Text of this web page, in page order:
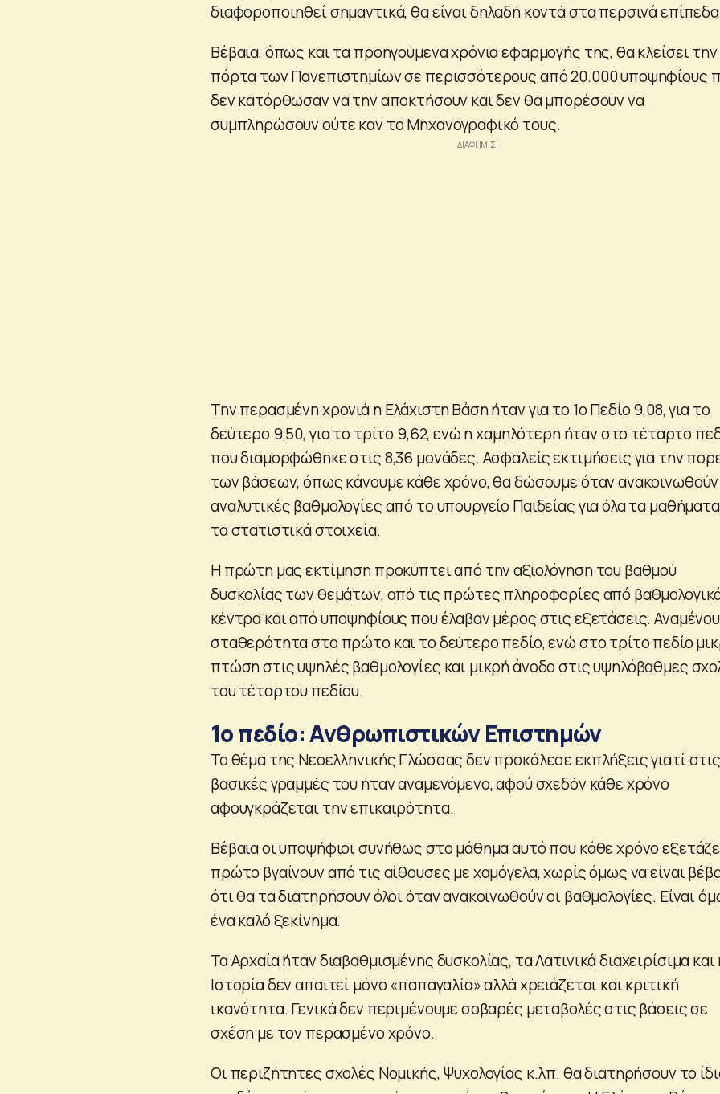
διαφοροποιηθεί σημαντικά, θα είναι δηλαδή κοντά στα περσινά
Βέβαια, όπως και τα προηγούμενα χρόνια εφαρμογής της, θα κλείσει την
πόρτα των Πανεπιστημίων σε περισσότερους από 20.000 υποψηφίους
δεν κατόρθωσαν να την αποκτήσουν και δεν θα μπορέσουν να
συμπληρώσουν ούτε καν το Μηχανογραφικό τους.
Την περασμένη χρονιά η Ελάχιστη Βάση ήταν για το 1ο Πεδίο 9,08, για το
δεύτερο 9,50, για το τρίτο 9,62, ενώ η χαμηλότερη ήταν στο τέταρτο
που διαμορφώθηκε στις 8,36 μονάδες. Ασφαλείς εκτιμήσεις για την
των βάσεων, όπως κάνουμε κάθε χρόνο, θα δώσουμε όταν ανακοινωθούν
αναλυτικές βαθμολογίες από το υπουργείο Παιδείας για όλα τα
τα στατιστικά στοιχεία.
Η πρώτη μας εκτίμηση προκύπτει από την αξιολόγηση του βαθμού
δυσκολίας των θεμάτων, από τις πρώτες πληροφορίες από
κέντρα και από υποψηφίους που έλαβαν μέρος στις εξετάσεις.
σταθερότητα στο πρώτο και το δεύτερο πεδίο, ενώ στο τρίτο πεδίο
πτώση στις υψηλές βαθμολογίες και μικρή άνοδο στις υψηλόβαθμες
του τέταρτου πεδίου.
1ο πεδίο: Ανθρωπιστικών Επιστημών
Το θέμα της Νεοελληνικής Γλώσσας δεν προκάλεσε εκπλήξεις γιατί στις
βασικές γραμμές του ήταν αναμενόμενο, αφού σχεδόν κάθε χρόνο
αφουγκράζεται την επικαιρότητα.
Βέβαια οι υποψήφιοι συνήθως στο μάθημα αυτό που κάθε χρόνο
πρώτο βγαίνουν από τις αίθουσες με χαμόγελα, χωρίς όμως να είναι
ότι θα τα διατηρήσουν όλοι όταν ανακοινωθούν οι βαθμολογίες. Είναι
ένα καλό ξεκίνημα.
Τα Αρχαία ήταν διαβαθμισμένης δυσκολίας, τα Λατινικά διαχειρίσιμα και
Ιστορία δεν απαιτεί μόνο «παπαγαλία» αλλά χρειάζεται και κριτική
ικανότητα. Γενικά δεν περιμένουμε σοβαρές μεταβολές στις βάσεις σε
σχέση με τον περασμένο χρόνο.
Οι περιζήτητες σχολές Νομικής, Ψυχολογίας κ.λπ. θα διατηρήσουν το